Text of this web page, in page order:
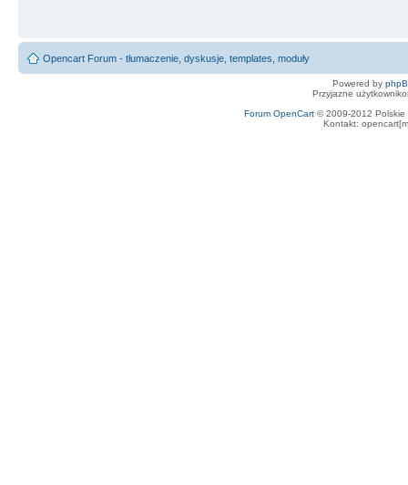
Opencart Forum - tłumaczenie, dyskusje, templates, moduły
Powered by
Przyjazne
Forum OpenCart© 2009-2012 Polskie
Kontakt: